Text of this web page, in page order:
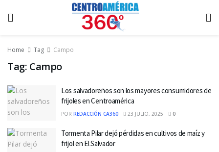
Home Tag Campo
Tag: Campo
Los salvadoreños son los mayores consumidores de
frijoles en Centroamérica
POR REDACCIÓN CA360 23 JULIO, 2025 0
Tormenta Pilar dejó pérdidas en cultivos de maíz y
frijol en El Salvador